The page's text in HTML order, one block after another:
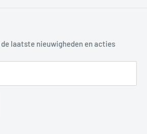
laatste nieuwigheden en acties